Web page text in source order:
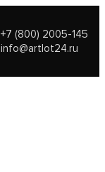
+7 (800) 2005-145
info@artlot24.ru